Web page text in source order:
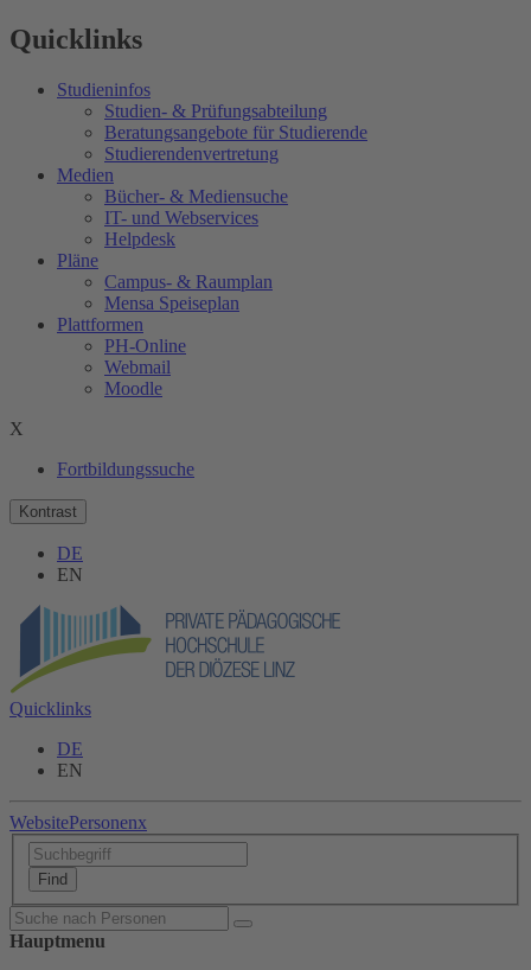
Quicklinks
Studieninfos
Studien- & Prüfungsabteilung
Beratungsangebote für Studierende
Studierendenvertretung
Medien
Bücher- & Mediensuche
IT- und Webservices
Helpdesk
Pläne
Campus- & Raumplan
Mensa Speiseplan
Plattformen
PH-Online
Webmail
Moodle
X
Fortbildungssuche
Kontrast
DE
EN
Quicklinks
DE
EN
WebsitePersonenx
Hauptmenu